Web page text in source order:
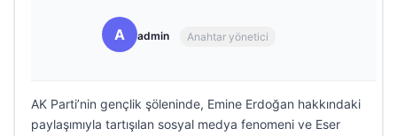
A admin Anahtar yönetici
AK Parti’nin gençlik şöleninde, Emine Erdoğan hakkındaki
paylaşımıyla tartışılan sosyal medya fenomeni ve Eser